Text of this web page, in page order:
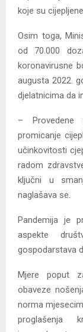
koje su
Osim toga,
od 70.000
koronavirusne
augusta 2022.
djelatnicima da
– Provedene
promicanje
učinkovitosti
radom
ključni u
naglašava se.
Pandemija je
aspekte
gospodarstava
Mjere poput
obaveze
norma
proglašenja